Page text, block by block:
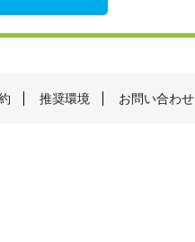
推奨環境 お問い合わせ